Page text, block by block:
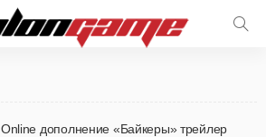
дополнение «Байкеры» трейлер